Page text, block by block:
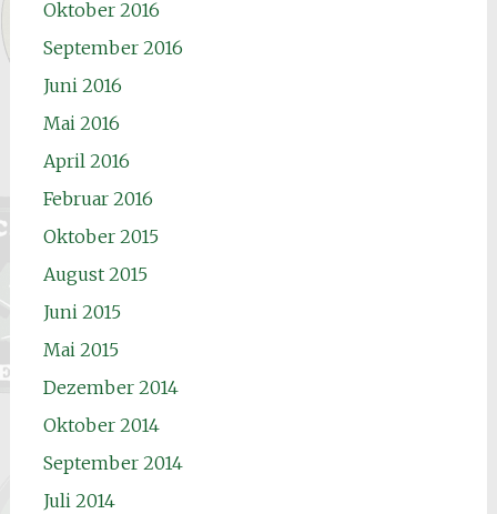
Oktober 2016
September 2016
Juni 2016
Mai 2016
April 2016
Februar 2016
Oktober 2015
August 2015
Juni 2015
Mai 2015
Dezember 2014
Oktober 2014
September 2014
Juli 2014